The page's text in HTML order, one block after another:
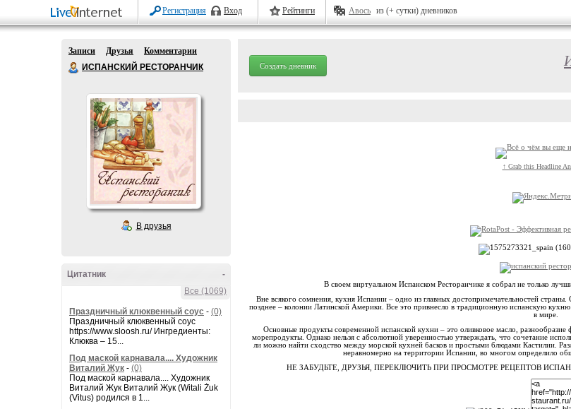
Регистрация Вход Рейтинги Авось из (+ сутки) дневников
Записи Друзья
Комментарии
ИСПАНСКИЙ РЕСТОРАНЧИК
В друзья
-
Цитатник
Все (1069)
Праздничный клюквенный соус - (0)
Праздничный клюквенный соус
https://www.sloosh.ru/ Ингредиенты:
Клюква – 15...
Под маской карнавала.... Художник
Виталий Жук - (0)
Под маской карнавала.... Художник
Виталий Жук Виталий Жук (Witali Żuk
(Vitus) родился в 1...
Создать дневник
↑ Grab this Headline
В своем виртуальном Испанском Ресторанчике я собрал не только
Вне всякого сомнения, кухня Испании – одно из главных достопримечательностей
позднее – колонии Латинской Америки. Все это привнесло в традиционную испанскую
в мире.
Основные продукты современной испанской кухни – это оливковое масло,
морепродукты. Однако нельзя с абсолютной уверенностью утверждать, что сочетание
ли можно найти сходство между морской кухней басков и простыми блюдами Кастилии.
неравномерно на территории Испании, во многом определило
НЕ ЗАБУДЬТЕ, ДРУЗЬЯ, ПЕРЕКЛЮЧИТЬ ПРИ ПРОСМОТРЕ РЕЦЕПТОВ